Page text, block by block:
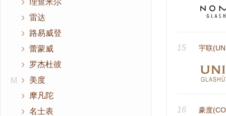
理查米尔
雷达
路易威登
蕾蒙威
罗杰杜彼
M
美度
摩凡陀
名士表
15 宇联
16 豪度